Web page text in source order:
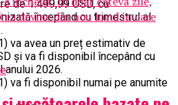
de 1.499,99 USD, cu
începând cu trimestrul al
va avea un preț estimativ de
și va fi disponibil începând cu
anului 2026.
va fi disponibil numai pe anumite
devine din nou locul in care